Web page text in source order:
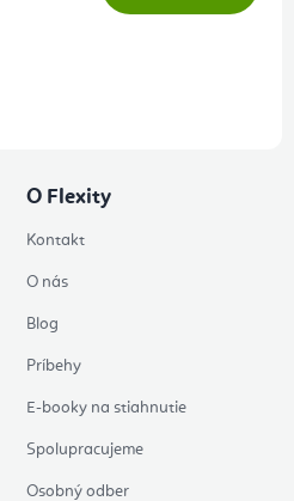
O Flexity
Kontakt
O nás
Blog
Príbehy
E-booky na stiahnutie
Spolupracujeme
Osobný odber